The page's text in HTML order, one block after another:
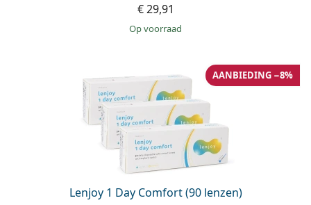
€ 29,91
op voorraad
Lenjoy 1 Day Comfort (90 lenzen)
AANBIEDING −8%